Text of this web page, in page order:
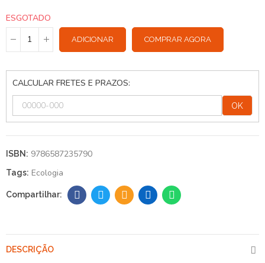
ESGOTADO
ADICIONAR COMPRAR AGORA
CALCULAR FRETES E PRAZOS:
OK
ISBN: 9786587235790
Tags: Ecologia
DESCRIÇÃO